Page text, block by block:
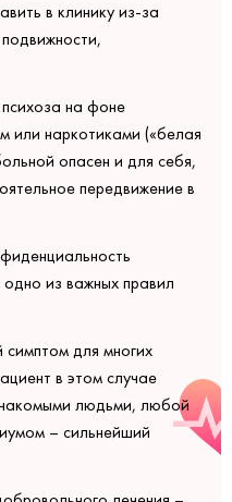
в клинику из-за
на фоне
или наркотиками («белая
опасен и для себя,
передвижение в
из важных правил
симптом для многих
в этом случае
людьми, любой
– сильнейший